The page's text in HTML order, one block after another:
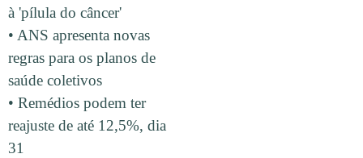
à 'pílula do câncer'
• ANS apresenta novas
regras para os planos de
saúde coletivos
• Remédios podem ter
reajuste de até 12,5%, dia
31